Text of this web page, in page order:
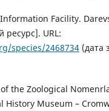
Facility.
ресурс]. URL:
species/2468734(дата
the Zoological
History Museum –